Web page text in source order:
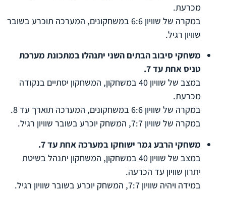
מכרעת.
במקרה של שוויון 6:6 במשחקונים, המערכה תוכרע בשובר
שוויון רגיל.
משחקי סיבוב הבתים השני יתנהלו במתכונת מערכת
טניס אחת עד 7.
במצב של שוויון 40 במשחקון, המשחקון יסתיים בנקודה
מכרעת.
במקרה של שוויון 6:6 במשחקונים, המערכה תוארך עד 8.
במקרה של שוויון 7:7, המשחק יוכרע בשובר שוויון רגיל.
משחקי הרבע גמר ישוחקו במערכה אחת עד 7.
במצב של שוויון 40 במשחקון, המשחקון יתנהל בשיטת
יתרון שוויון עד הכרעה.
במידה ויהיה שוויון 7:7, המשחק יוכרע בשובר שוויון רגיל.